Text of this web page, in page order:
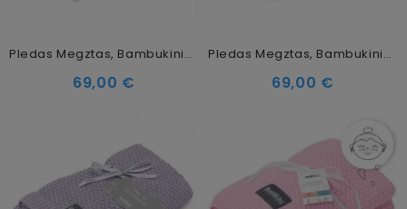
Pledas Megztas, Bambukinis Bianchi
69,00 €
Pledas Megztas, Bambukinis Creamy Nut
69,00 €